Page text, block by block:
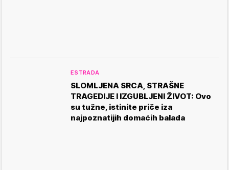
ESTRADA
SLOMLJENA SRCA, STRAŠNE
TRAGEDIJE I IZGUBLJENI ŽIVOT: Ovo
su tužne, istinite priče iza
najpoznatijih domaćih balada